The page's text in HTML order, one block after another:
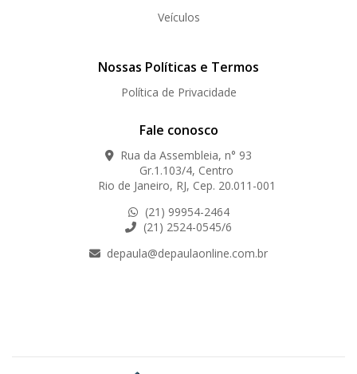
Veículos
Nossas Políticas e Termos
Política de Privacidade
Fale conosco
Rua da Assembleia, n° 93
Gr.1.103/4, Centro
Rio de Janeiro, RJ, Cep. 20.011-001
(21) 99954-2464
(21) 2524-0545/6
depaula@depaulaonline.com.br